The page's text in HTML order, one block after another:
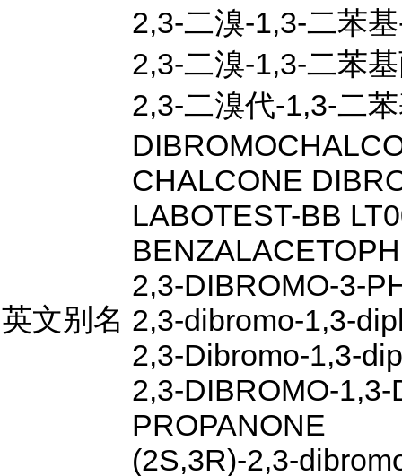
2,3-二溴-1,3-二苯
2,3-二溴-1,3-二苯
2,3-二溴代-1,3-二
英文别名
CHALCONE
LABOTEST-BB
2,3-DIBROMO-3-
2,3-dibromo-1,3-
2,3-Dibromo-1,3-
2,3-DIBROMO-
PROPANONE
(2S,3R)-2,3-